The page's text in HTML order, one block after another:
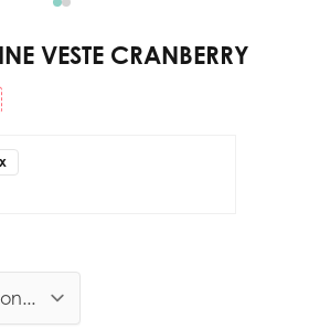
VESTE CRANBERRY